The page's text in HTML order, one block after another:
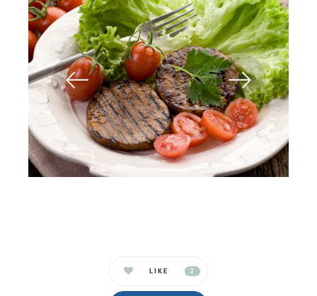
LIKE 2